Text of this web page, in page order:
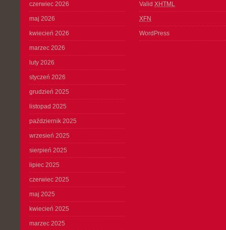
czerwiec 2026
maj 2026
kwiecień 2026
marzec 2026
luty 2026
styczeń 2026
grudzień 2025
listopad 2025
październik 2025
wrzesień 2025
sierpień 2025
lipiec 2025
czerwiec 2025
maj 2025
kwiecień 2025
marzec 2025
Valid XHTML
XFN
WordPress